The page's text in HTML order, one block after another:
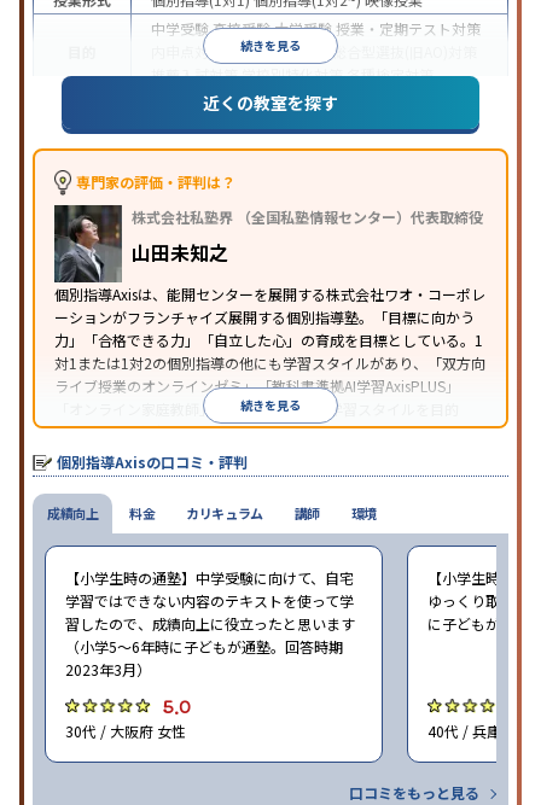
続きを見る
中学受験高校受験大学受験 授業・定期テスト対策
内申点対策
学習習慣の定着
総合型選抜(旧AO)対策
推薦入試対策学校別特化対策各種検定対策
特徴
授業の振替可能学習にPC・タブレットを利用
ライン対応1科目から受講可能季節講習のみの受講
可
※2023年3月調査。小学校高学年の個別指導塾アンケート調査方法
近くの教室を探す
専門家の評価・評判は？
株式会社私塾界 （全国私塾情報センター）代表取締役
山田未知之
個別指導Axisは、能開センターを展開する株式会社ワオ・コーポレ
ーションがフランチャイズ展開する個別指導塾。「目標に向かう
力」「合格できる力」「自立した心」の育成を目標としている。1
対1または1対2の個別指導の他にも学習スタイルがあり、「双方向
ライブ授業のオンラインゼミ」「教科書準拠AI学習AxisPLUS」
「オンライン家庭教師」など、さまざまな学習スタイルを目的
別・科目別に選択することができる。
続きを見る
個別指導Axisの口コミ・評判
成績向上
【小学生時の通塾】中学受験に向けて、自宅
学習ではできない内容のテキストを使って学
習したので、成績向上に役立ったと思います
（小学5〜6年時に子どもが通塾。回答時期
2023年3月）
5.0
30代 / 大阪府 女性
【小学生時の通
ゆっくり取り組
に子どもが通塾
40代 / 兵庫県 女
口コミをもっと見る
料金 カリキュラム 講師 環境